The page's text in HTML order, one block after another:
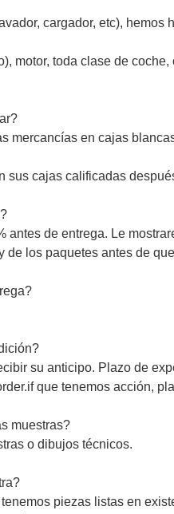
cargador, etc), hemos
motor, toda clase de
mercancías en cajas
sus cajas calificadas
antes de entrega. Le
de los paquetes antes de
su anticipo. Plazo de
que tenemos acción,
muestras?
o dibujos técnicos.
piezas listas en